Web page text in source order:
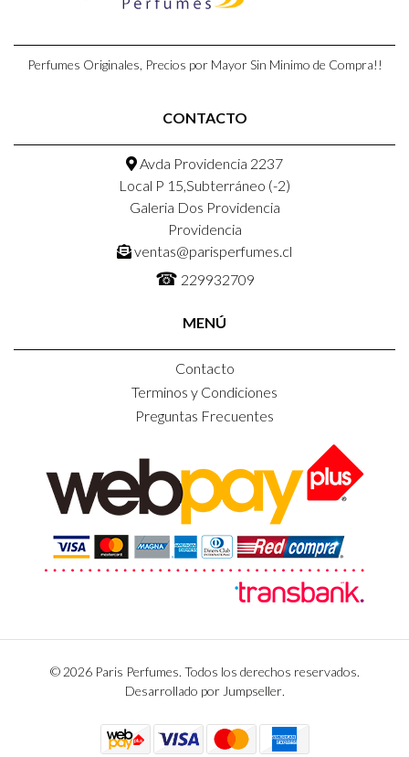
Perfumes Originales, Precios por Mayor Sin Minimo de Compra!!
CONTACTO
Avda Providencia 2237
Local P 15,Subterráneo (-2)
Galeria Dos Providencia
Providencia
ventas@parisperfumes.cl
☎ 229932709
MENÚ
Contacto
Terminos y Condiciones
Preguntas Frecuentes
© 2026 Paris Perfumes. Todos los derechos reservados.
Desarrollado por Jumpseller.